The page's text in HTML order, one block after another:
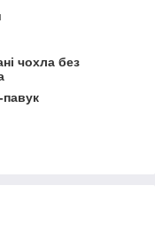
чохла без